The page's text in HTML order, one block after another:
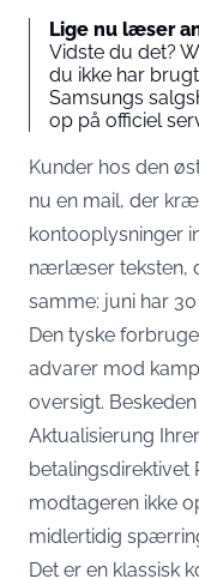
Lige nu læser
Vidste du det?
du ikke har
Samsungs
op på officiel
Kunder hos den
nu en mail, der
kontooplysninger
nærlæser teksten,
samme: juni har
Den tyske
advarer mod
oversigt.
Aktualisierung
betalingsdirektivet
modtageren ikke
midlertidig
Det er en klassisk